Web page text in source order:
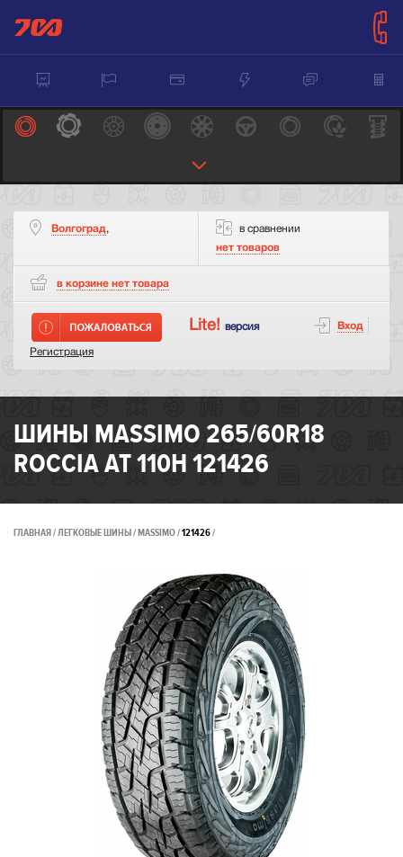
Волгоград,
в сравнении
нет товаров
в корзине нет товара
Lite! версия Вход
Регистрация
ШИНЫ MASSIMO 265/60R18
ROCCIA AT 110H 121426
ГЛАВНАЯ ЛЕГКОВЫЕ ШИНЫ MASSIMO 121426